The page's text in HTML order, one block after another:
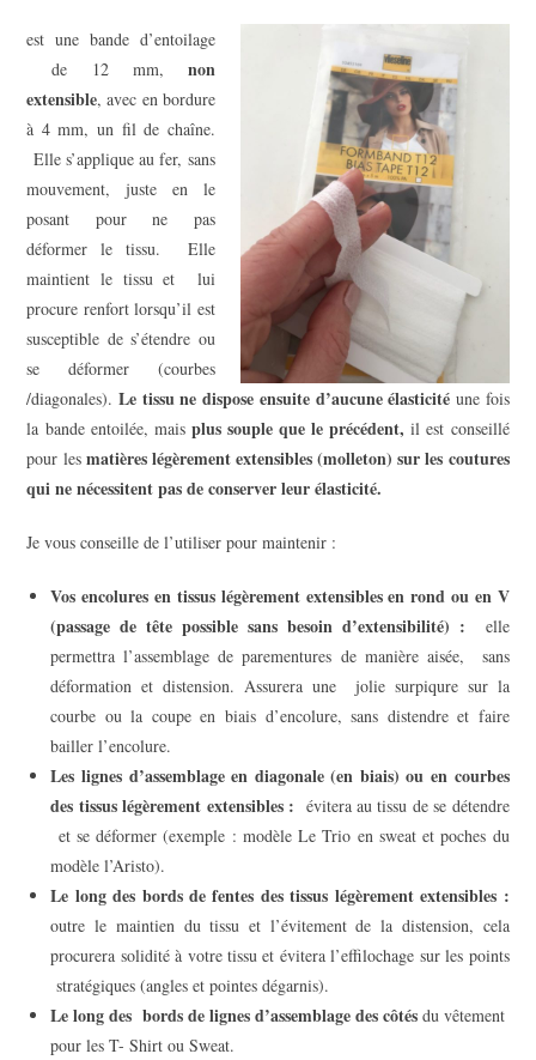
est une bande d’entoilage
de 12 mm, non
extensible, avec en bordure
à 4 mm, un fil de chaîne.
Elle s’applique au fer, sans
mouvement, juste en le
posant pour ne pas
déformer le tissu. Elle
maintient le tissu et lui
procure renfort lorsqu’il est
susceptible de s’étendre ou
se déformer (courbes
/diagonales).Le tissu ne dispose ensuite d’aucune élasticité une fois
la bande entoilée, mais plus souple que le précédent, il est conseillé
pour les matières légèrement extensibles (molleton) sur les coutures
qui ne nécessitent pas de conserver leur élasticité.
Je vous conseille de l’utiliser pour maintenir :
Vos encolures en tissus légèrement extensibles en rond ou en V
(passage de tête possible sans besoin d’extensibilité) : elle
permettra l’assemblage de parementures de manière aisée, sans
déformation et distension. Assurera une jolie surpiqure sur la
courbe ou la coupe en biais d’encolure, sans distendre et faire
bailler l’encolure.
Les lignes d’assemblage en diagonale (en biais) ou en courbes
des tissus légèrement extensibles : évitera au tissu de se détendre
et se déformer (exemple : modèle Le Trio en sweat et poches du
modèle l’Aristo).
Le long des bords de fentes des tissus légèrement extensibles :
outre le maintien du tissu et l’évitement de la distension, cela
procurera solidité à votre tissu et évitera l’effilochage sur les points
stratégiques (angles et pointes dégarnis).
Le long des bords de lignes d’assemblage des côtés du vêtement
pour les T- Shirt ou Sweat.